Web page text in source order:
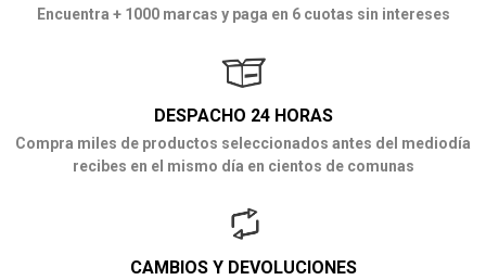
Encuentra + 1000 marcas y paga en 6 cuotas sin intereses
DESPACHO 24 HORAS
Compra miles de productos seleccionados antes del mediodía
recibes en el mismo día en cientos de comunas
CAMBIOS Y DEVOLUCIONES